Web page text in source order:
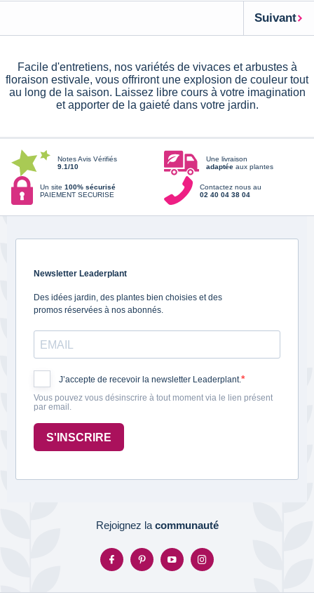
Suivant
Facile d'entretiens, nos variétés de vivaces et arbustes à
floraison estivale, vous offriront une explosion de couleur tout
au long de la saison. Laissez libre cours à votre imagination
et apporter de la gaieté dans votre jardin.
Notes Avis Vérifiés
9.1/10
Une livraison
adaptée aux plantes
Un site 100% sécurisé
PAIEMENT SECURISE
Contactez nous au
02 40 04 38 04
Newsletter Leaderplant
Des idées jardin, des plantes bien choisies et des
promos réservées à nos abonnés.
J’accepte de recevoir la newsletter Leaderplant.
Vous pouvez vous désinscrire à tout moment via le lien présent
par email.
S'INSCRIRE
Rejoignez la communauté